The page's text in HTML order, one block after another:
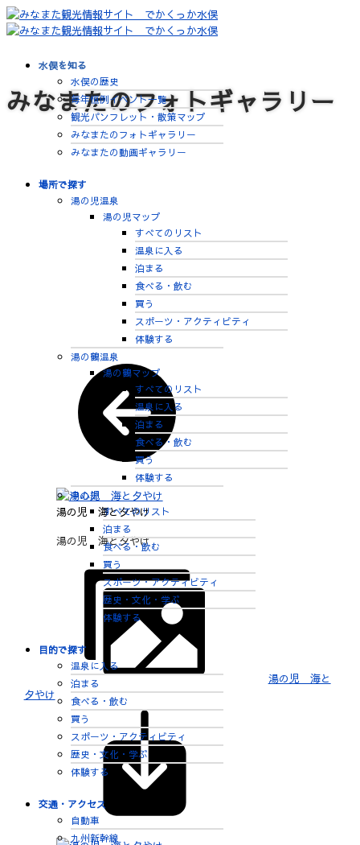
水俣を知る
水俣の歴史
毎年恒例イベント一覧
観光パンフレット・散策マップ
みなまたのフォトギャラリー
みなまたの動画ギャラリー
場所で探す
湯の児温泉
湯の児マップ
すべてのリスト
温泉に入る
泊まる
食べる・飲む
買う
スポーツ・アクティビティ
体験する
湯の鶴温泉
湯の鶴マップ
すべてのリスト
温泉に入る
泊まる
食べる・飲む
買う
体験する
中心部
すべてのリスト
泊まる
食べる・飲む
買う
スポーツ・アクティビティ
歴史・文化・学ぶ
体験する
目的で探す
温泉に入る
泊まる
食べる・飲む
買う
スポーツ・アクティビティ
歴史・文化・学ぶ
体験する
交通・アクセス
自動車
九州新幹線
みなまたのフォトギャラリー
湯の児 海と夕やけ
湯の児 海と夕やけ
湯の児 海と
夕やけ